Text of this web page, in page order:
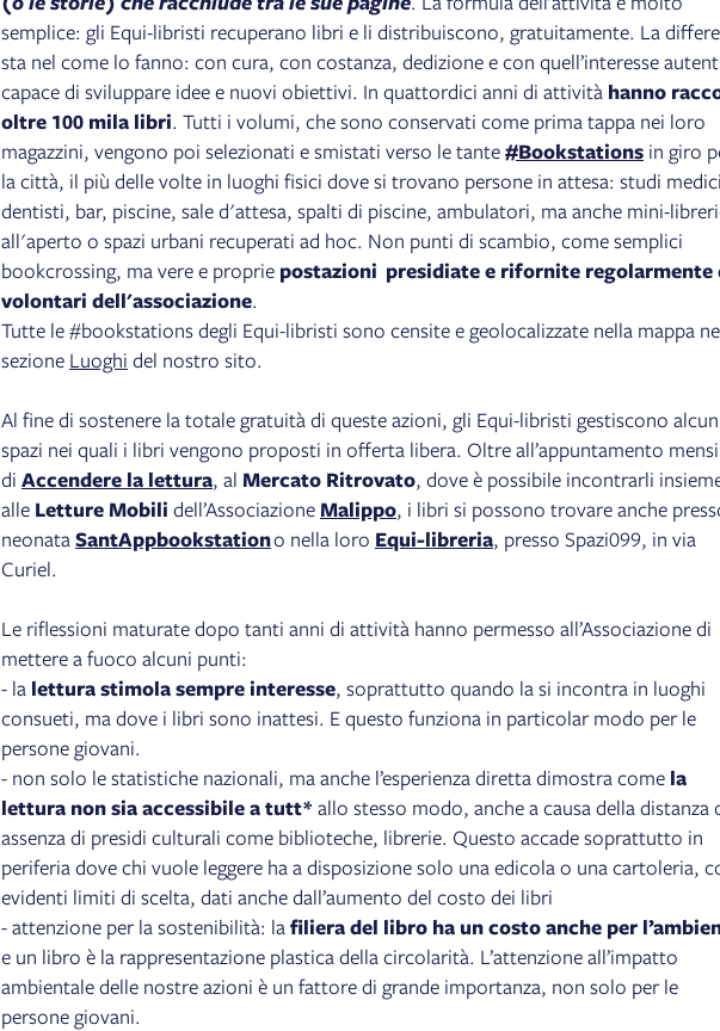
semplice: gli Equi-libristi recuperano libri e li distribuiscono, gratuitamente. La
sta nel come lo fanno: con cura, con costanza, dedizione e con quell’interesse
capace di sviluppare idee e nuovi obiettivi. In quattordici anni di attività hanno
oltre 100 mila libri. Tutti i volumi, che sono conservati come prima tappa nei loro
magazzini, vengono poi selezionati e smistati verso le tante#Bookstations in giro
la città, il più delle volte in luoghi fisici dove si trovano persone in attesa: studi
dentisti, bar, piscine, sale d'attesa, spalti di piscine, ambulatori, ma anche mini-
all'aperto o spazi urbani recuperati ad hoc. Non punti di scambio, come semplici
bookcrossing, ma vere e proprie postazioni presidiate e rifornite regolarmente
volontari dell'associazione.
Tutte le #bookstations degli Equi-libristi sono censite e geolocalizzate nella mappa
sezione Luoghi del nostro sito.
Al fine di sostenere la totale gratuità di queste azioni, gli Equi-libristi gestiscono
spazi nei quali i libri vengono proposti in offerta libera. Oltre all’appuntamento
di Accendere la lettura, al Mercato Ritrovato, dove è possibile incontrarli
alle Letture Mobili dell’Associazione Malippo, i libri si possono trovare anche
neonataSantAppbookstationo nella loro Equi-libreria, presso Spazi099, in via
Curiel.
Le riflessioni maturate dopo tanti anni di attività hanno permesso all’Associazione di
mettere a fuoco alcuni punti:
- la lettura stimola sempre interesse, soprattutto quando la si incontra in luoghi
consueti, ma dove i libri sono inattesi. E questo funziona in particolar modo per le
persone giovani.
- non solo le statistiche nazionali, ma anche l’esperienza diretta dimostra come la
lettura non sia accessibile a tutt* allo stesso modo, anche a causa della distanza
assenza di presidi culturali come biblioteche, librerie. Questo accade soprattutto in
periferia dove chi vuole leggere ha a disposizione solo una edicola o una cartoleria,
evidenti limiti di scelta, dati anche dall’aumento del costo dei libri
- attenzione per la sostenibilità: lafiliera del libro ha un costo anche per
e un libro è la rappresentazione plastica della circolarità. L’attenzione all’impatto
ambientale delle nostre azioni è un fattore di grande importanza, non solo per le
persone giovani.